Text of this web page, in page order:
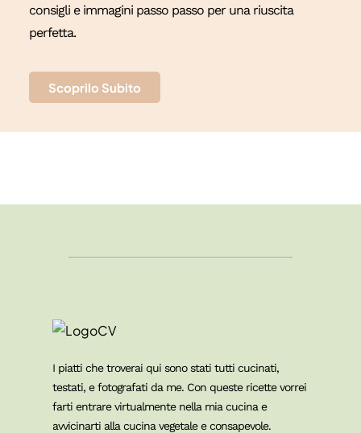
consigli e immagini passo passo per una riuscita
perfetta.
Scoprilo Subito
I piatti che troverai qui sono stati tutti cucinati,
testati, e fotografati da me. Con queste ricette vorrei
farti entrare virtualmente nella mia cucina e
avvicinarti alla cucina vegetale e consapevole.